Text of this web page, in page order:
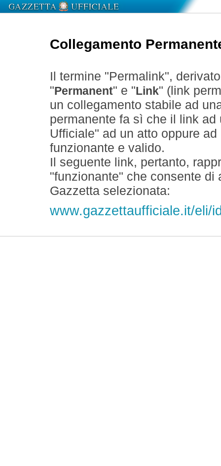
Collegamento
Il termine "Permalink",
" Permanent" e " Link" (link
un collegamento stabile ad
permanente fa sì che il link
Ufficiale" ad un atto oppure
funzionante e valido.
Il seguente link, pertanto,
"funzionante" che consente
Gazzetta selezionata:
www.gazzettaufficiale.it/eli/